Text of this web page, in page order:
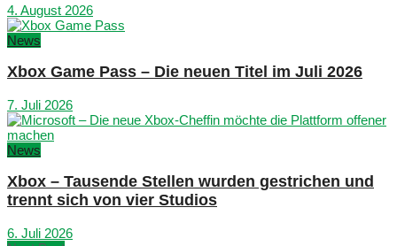
4. August 2026
News
Xbox Game Pass – Die neuen Titel im Juli 2026
7. Juli 2026
News
Xbox – Tausende Stellen wurden gestrichen und
trennt sich von vier Studios
6. Juli 2026